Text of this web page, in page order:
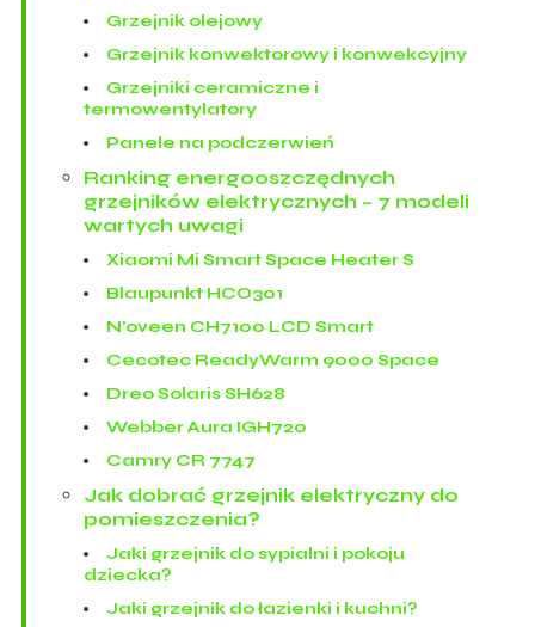
Grzejnik olejowy
Grzejnik konwektorowy i konwekcyjny
Grzejniki ceramiczne i
termowentylatory
Panele na podczerwień
Ranking energooszczędnych
grzejników elektrycznych – 7 modeli
wartych uwagi
Xiaomi Mi Smart Space Heater S
Blaupunkt HCO301
N’oveen CH7100 LCD Smart
Cecotec ReadyWarm 9000 Space
Dreo Solaris SH628
Webber Aura IGH720
Camry CR 7747
Jak dobrać grzejnik elektryczny do
pomieszczenia?
Jaki grzejnik do sypialni i pokoju
dziecka?
Jaki grzejnik do łazienki i kuchni?